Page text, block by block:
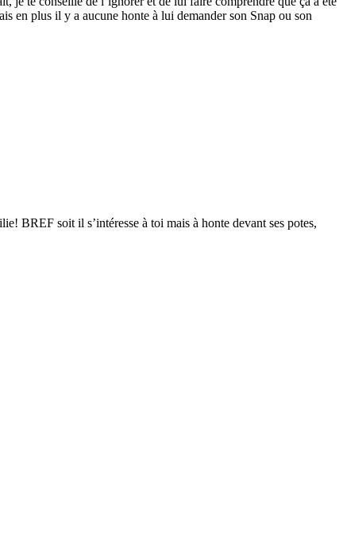
en plus il y a aucune honte à lui demander son Snap ou son
BREF soit il s’intéresse à toi mais à honte devant ses potes,